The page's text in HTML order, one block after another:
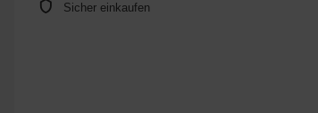
Sicher einkaufen